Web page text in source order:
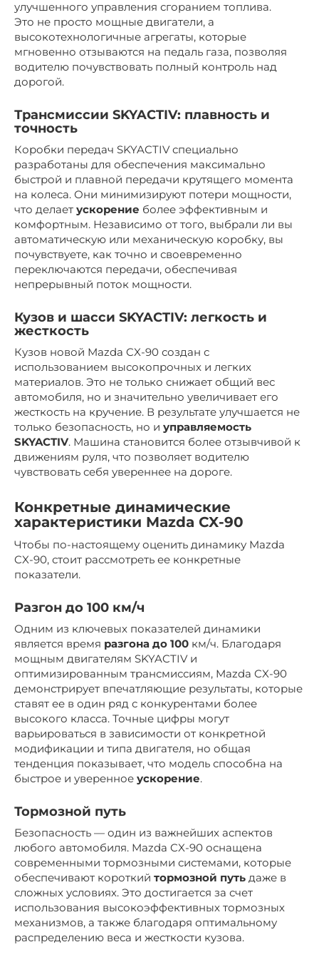
улучшенного управления сгоранием топлива.
Это не просто мощные двигатели, а
высокотехнологичные агрегаты, которые
мгновенно отзываются на педаль газа, позволяя
водителю почувствовать полный контроль над
дорогой.
Трансмиссии SKYACTIV: плавность и
точность
Коробки передач SKYACTIV специально
разработаны для обеспечения максимально
быстрой и плавной передачи крутящего момента
на колеса. Они минимизируют потери мощности,
что делает ускорение более эффективным и
комфортным. Независимо от того, выбрали ли вы
автоматическую или механическую коробку, вы
почувствуете, как точно и своевременно
переключаются передачи, обеспечивая
непрерывный поток мощности.
Кузов и шасси SKYACTIV: легкость и
жесткость
Кузов новой Mazda CX-90 создан с
использованием высокопрочных и легких
материалов. Это не только снижает общий вес
автомобиля, но и значительно увеличивает его
жесткость на кручение. В результате улучшается не
только безопасность, но и управляемость
SKYACTIV. Машина становится более отзывчивой к
движениям руля, что позволяет водителю
чувствовать себя увереннее на дороге.
Конкретные динамические
характеристики Mazda CX-90
Чтобы по-настоящему оценить динамику Mazda
CX-90, стоит рассмотреть ее конкретные
показатели.
Разгон до 100 км/ч
Одним из ключевых показателей динамики
является время разгона до 100 км/ч. Благодаря
мощным двигателям SKYACTIV и
оптимизированным трансмиссиям, Mazda CX-90
демонстрирует впечатляющие результаты, которые
ставят ее в один ряд с конкурентами более
высокого класса. Точные цифры могут
варьироваться в зависимости от конкретной
модификации и типа двигателя, но общая
тенденция показывает, что модель способна на
быстрое и уверенное ускорение.
Тормозной путь
Безопасность — один из важнейших аспектов
любого автомобиля. Mazda CX-90 оснащена
современными тормозными системами, которые
обеспечивают короткий тормозной путь даже в
сложных условиях. Это достигается за счет
использования высокоэффективных тормозных
механизмов, а также благодаря оптимальному
распределению веса и жесткости кузова.